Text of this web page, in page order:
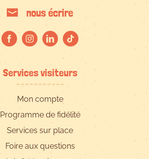
nous écrire
Services visiteurs
Mon compte
Programme de fidélité
Services sur place
Foire aux questions